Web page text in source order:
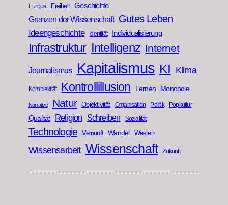
Europa
Freiheit Geschichte
Grenzen der Wissenschaft Gutes Leben
Ideengeschichte Identität Individualisierung
Infrastruktur Intelligenz Internet
Journalismus Kapitalismus KI Klima
Komplexität Kontrollillusion Lernen Monopole
Narrative Natur Objektivität Organisation Politik Popkultur
Qualität Religion Schreiben Sozialität
Technologie Vernunft Wandel Westen
Wissensarbeit Wissenschaft Zukunft